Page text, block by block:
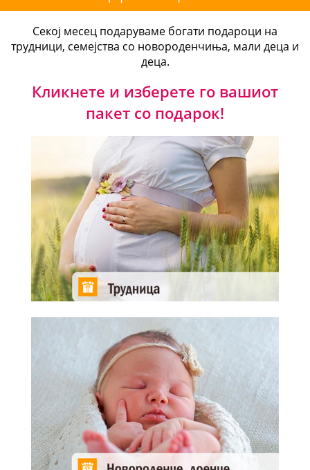
Секој месец подаруваме богати подароци на
трудници, семејства со новороденчиња, мали деца и
деца.
Кликнете и изберете го вашиот
пакет со подарок!